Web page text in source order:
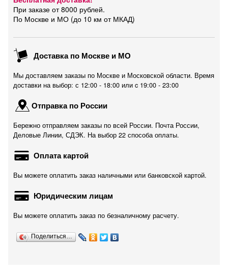
При заказе от 8000 рублей.
По Москве и МО (до 10 км от МКАД)
Доставка по Москве и МО
Мы доставляем заказы по Москве и Московской области. Время
доставки на выбор: с 12:00 - 18:00 или c 19:00 - 23:00
Отправка по России
Бережно отправляем заказы по всей России. Почта России,
Деловые Линии, СДЭК. На выбор 22 способа оплаты.
Оплата картой
Вы можете оплатить заказ наличными или банковской картой.
Юридическим лицам
Вы можете оплатить заказ по безналичному расчету.
Поделиться…